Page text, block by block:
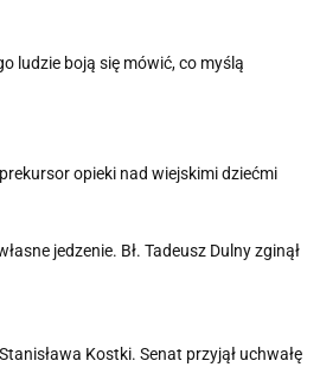
ludzie boją się mówić, co myślą
opieki nad wiejskimi dziećmi
jedzenie. Bł. Tadeusz Dulny zginął
Kostki. Senat przyjął uchwałę